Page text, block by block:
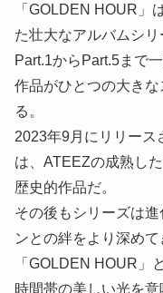
「GOLDEN HOUR」
た壮大なアルバムシリ
Part.1からPart.5まで
作品がひとつの大き
る。
2023年9月にリリース
は、ATEEZの成熟し
歴史的作品だ。
その後もシリーズは
ンとの絆をより深めて
「GOLDEN HOUR」
時間帯の美しい光を